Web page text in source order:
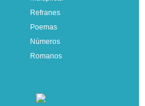
Refranes
Poemas
Números
Romanos